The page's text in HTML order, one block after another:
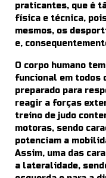
praticantes, que é
física e técnica,
mesmos, os
e,
O corpo humano
funcional em todos
preparado para
reagir a forças
treino de judo
motoras, sendo
potenciam a
Assim, uma das
a lateralidade,